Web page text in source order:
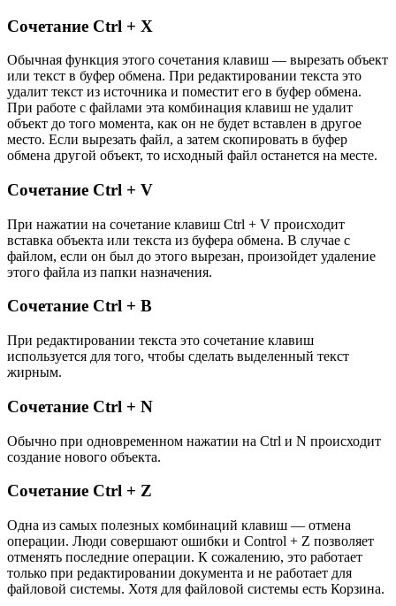
Сочетание Ctrl + X
Обычная функция этого сочетания клавиш — вырезать объект
или текст в буфер обмена. При редактировании текста это
удалит текст из источника и поместит его в буфер обмена.
При работе с файлами эта комбинация клавиш не удалит
объект до того момента, как он не будет вставлен в другое
место. Если вырезать файл, а затем скопировать в буфер
обмена другой объект, то исходный файл останется на месте.
Сочетание Ctrl + V
При нажатии на сочетание клавиш Ctrl + V происходит
вставка объекта или текста из буфера обмена. В случае с
файлом, если он был до этого вырезан, произойдет удаление
этого файла из папки назначения.
Сочетание Ctrl + B
При редактировании текста это сочетание клавиш
используется для того, чтобы сделать выделенный текст
жирным.
Сочетание Ctrl + N
Обычно при одновременном нажатии на Ctrl и N происходит
создание нового объекта.
Сочетание Ctrl + Z
Одна из самых полезных комбинаций клавиш — отмена
операции. Люди совершают ошибки и Control + Z позволяет
отменять последние операции. К сожалению, это работает
только при редактировании документа и не работает для
файловой системы. Хотя для файловой системы есть Корзина.